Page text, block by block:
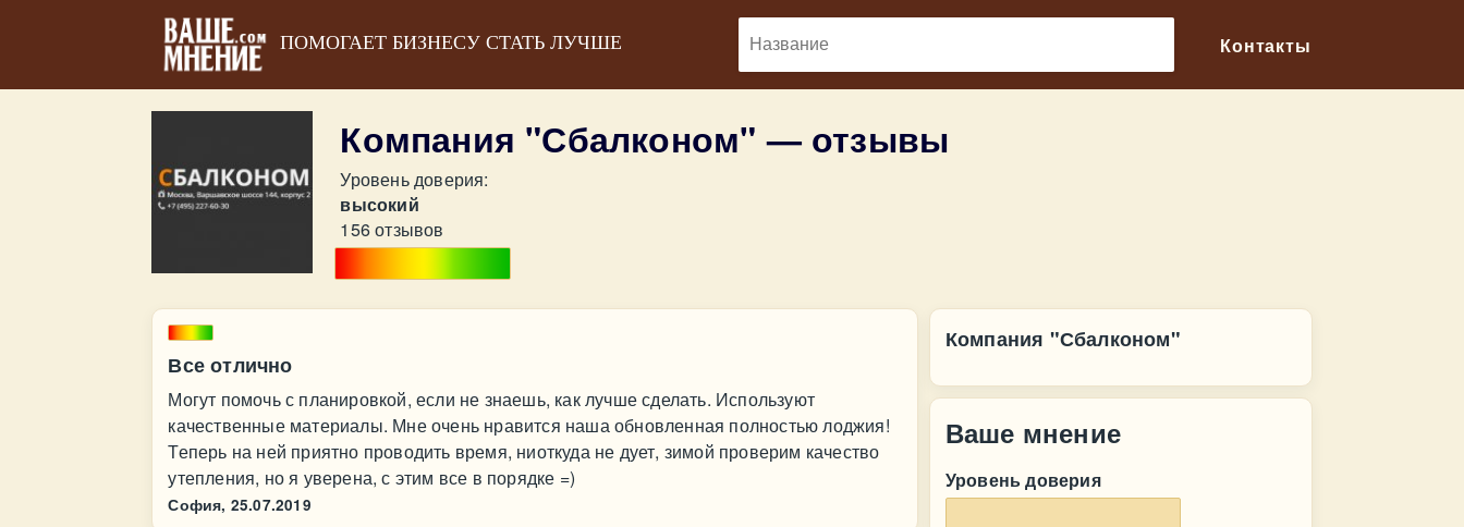
ПОМОГАЕТ БИЗНЕСУ СТАТЬ ЛУЧШЕ Контакты
Компания "Сбалконом" — отзывы
Уровень доверия:
высокий
156 отзывов
Все отлично
Могут помочь с планировкой, если не знаешь, как лучше сделать. Используют
качественные материалы. Мне очень нравится наша обновленная полностью лоджия!
Теперь на ней приятно проводить время, ниоткуда не дует, зимой проверим качество
утепления, но я уверена, с этим все в порядке =)
София, 25.07.2019
Компания "Сбалконом"
Ваше мнение
Уровень доверия